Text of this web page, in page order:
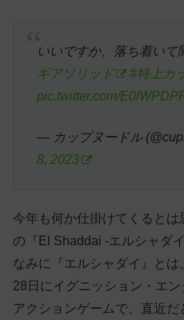
いいですか、落ち着いて
ギアソリッド
#特上カ
pic.twitter.com/
— カップヌードル
8, 2023
今年も何か仕掛けてくると
の『El Shaddai -エルシャダ
なみに『エルシャダイ』とは
28日にイグニッション・エ
アクションゲームで、直近